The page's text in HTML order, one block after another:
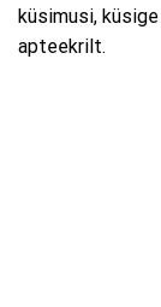
küsimusi,
apteekrilt.